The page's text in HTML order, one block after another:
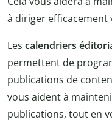
à diriger
Les calendriers
permettent de
publications de
vous aident à
publications, tout en